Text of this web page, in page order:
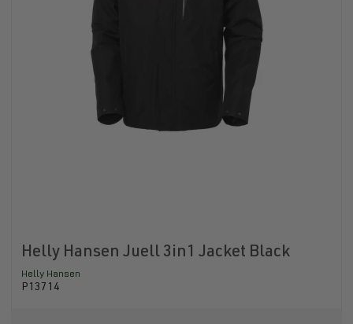
Helly Hansen Juell 3in1 Jacket Black
Helly Hansen
P13714